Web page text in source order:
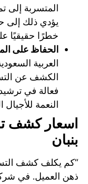
المتسربة إلى
يؤدي ذلك إلى
خطرًا حقيقيًا
الحفاظ على
العربية
الكشف عن
فعالة في
النعمة للأجيال
اسعار كشف
بنبان
“كم يكلف كشف
ذهن العميل. في